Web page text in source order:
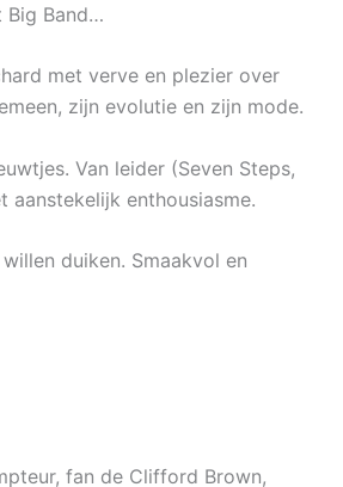
Big Band…
met verve en plezier over
zijn evolutie en zijn mode.
Van leider (Seven Steps,
aanstekelijk enthousiasme.
duiken. Smaakvol en
fan de Clifford Brown,